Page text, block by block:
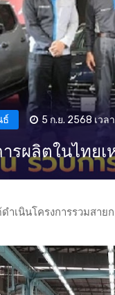
ธ์ 5 ก.ย. 2568 เวล
รผลิตในไทยเ
ำเนินโครงการรวมสา